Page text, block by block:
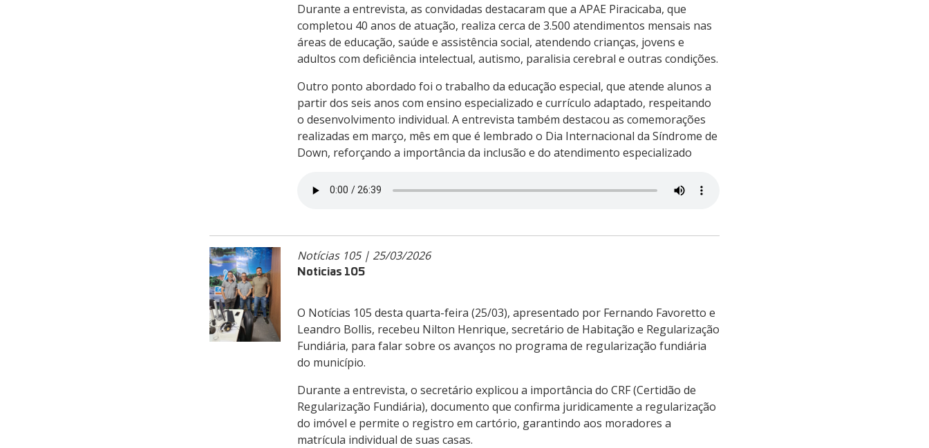
Durante a entrevista, as convidadas destacaram que a APAE Piracicaba, que
completou 40 anos de atuação, realiza cerca de 3.500 atendimentos mensais nas
áreas de educação, saúde e assistência social, atendendo crianças, jovens e
adultos com deficiência intelectual, autismo, paralisia cerebral e outras condições.
Outro ponto abordado foi o trabalho da educação especial, que atende alunos a
partir dos seis anos com ensino especializado e currículo adaptado, respeitando
o desenvolvimento individual. A entrevista também destacou as comemorações
realizadas em março, mês em que é lembrado o Dia Internacional da Síndrome de
Down, reforçando a importância da inclusão e do atendimento especializado
Notícias 105 | 25/03/2026
Noticias 105
O Notícias 105 desta quarta-feira (25/03), apresentado por Fernando Favoretto e
Leandro Bollis, recebeu Nilton Henrique, secretário de Habitação e Regularização
Fundiária, para falar sobre os avanços no programa de regularização fundiária
do município.
Durante a entrevista, o secretário explicou a importância do CRF (Certidão de
Regularização Fundiária), documento que confirma juridicamente a regularização
do imóvel e permite o registro em cartório, garantindo aos moradores a
matrícula individual de suas casas.